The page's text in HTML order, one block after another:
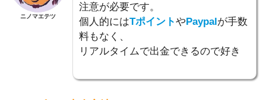
ニノマエテツ
注意が必要です。
個人的にはTポイントやPaypalが手数
料もなく、
リアルタイムで出金できるので好き